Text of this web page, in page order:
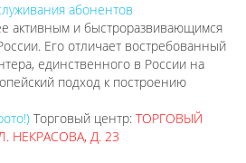
абонентов
активным и быстроразвивающимся
Его отличает востребованный
единственного в России на
подход к построению
Торговый центр: ТОРГОВЫЙ
НЕКРАСОВА, Д. 23